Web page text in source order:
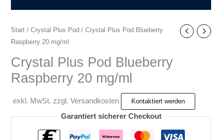
Start /Crystal Plus Pod / Crystal Plus Pod Blueberry
Raspberry 20 mg/ml
Crystal Plus Pod Blueberry
Raspberry 20 mg/ml
exkl. MwSt. zzgl. Versandkosten
Garantiert sicherer Checkout